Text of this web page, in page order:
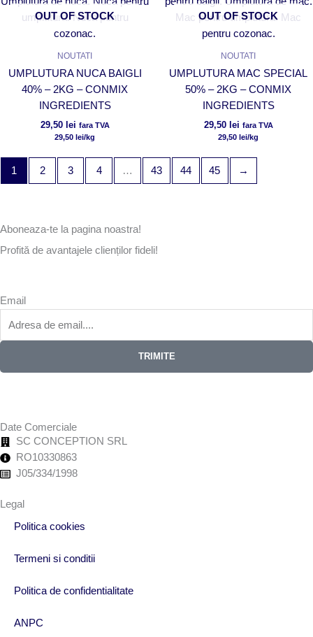
OUT OF STOCK
NOUTATI
UMPLUTURA NUCA BAIGLI
40% – 2KG – CONMIX
INGREDIENTS
29,50 lei fara TVA
29,50 lei/kg
OUT OF STOCK
NOUTATI
UMPLUTURA MAC SPECIAL
50% – 2KG – CONMIX
INGREDIENTS
29,50 lei fara TVA
29,50 lei/kg
1 2 3 4 … 43 44 45 →
Aboneaza-te la pagina noastra!
Profită de avantajele clienților fideli!
Email
TRIMITE
Date Comerciale
SC CONCEPTION SRL
RO10330863
J05/334/1998
Legal
Politica cookies
Termeni si conditii
Politica de confidentialitate
ANPC